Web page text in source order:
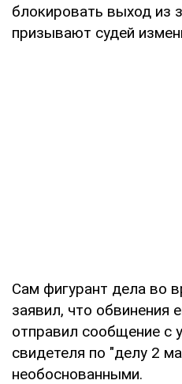
блокировать выход из
призывают судей
Сам фигурант дела во
заявил, что обвинения
отправил сообщение с
свидетеля по "делу 2
необоснованными.